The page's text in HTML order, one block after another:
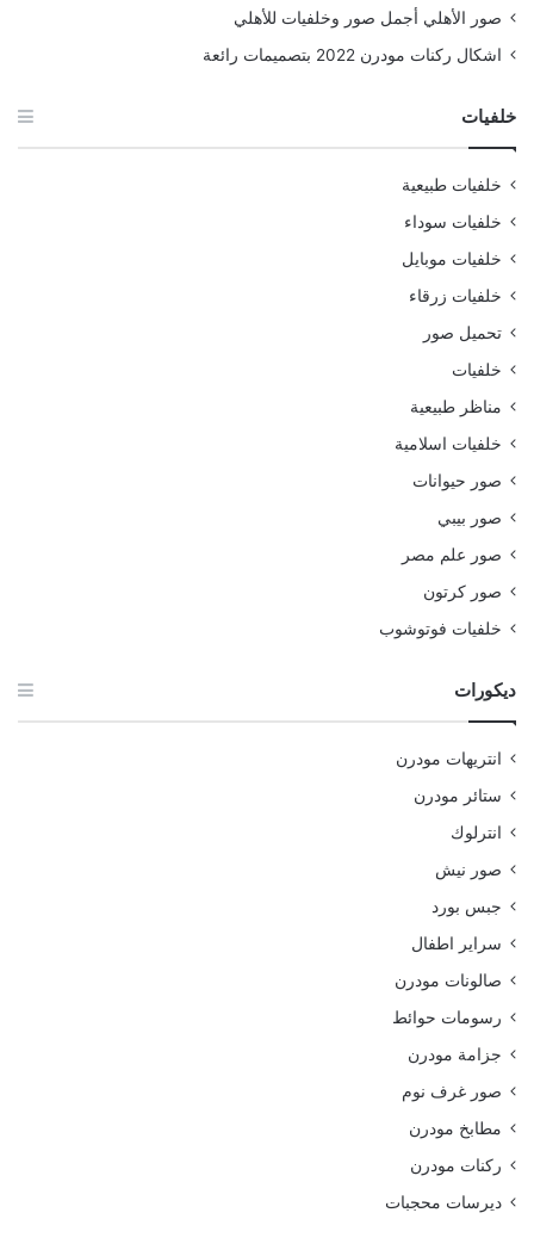
صور الأهلي أجمل صور وخلفيات للأهلي
اشكال ركنات مودرن 2022 بتصميمات رائعة
خلفيات
خلفيات طبيعية
خلفيات سوداء
خلفيات موبايل
خلفيات زرقاء
تحميل صور
خلفيات
مناظر طبيعية
خلفيات اسلامية
صور حيوانات
صور بيبي
صور علم مصر
صور كرتون
خلفيات فوتوشوب
ديكورات
انتريهات مودرن
ستائر مودرن
انترلوك
صور نيش
جبس بورد
سراير اطفال
صالونات مودرن
رسومات حوائط
جزامة مودرن
صور غرف نوم
مطابخ مودرن
ركنات مودرن
ديرسات محجبات